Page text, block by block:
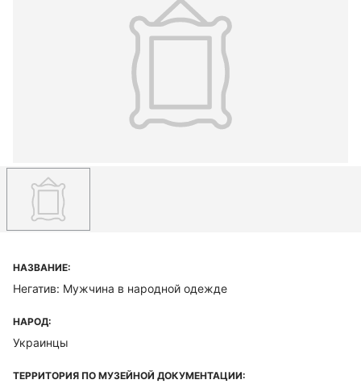
НАЗВАНИЕ:
Негатив: Мужчина в народной одежде
НАРОД:
Украинцы
ТЕРРИТОРИЯ ПО МУЗЕЙНОЙ ДОКУМЕНТАЦИИ: